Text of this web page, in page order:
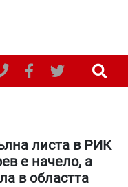
листа в РИК
е начело, а
в областта